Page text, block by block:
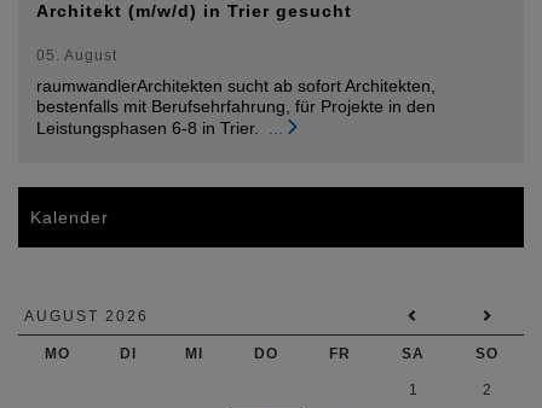
Architekt (m/w/d) in Trier gesucht
05. August
raumwandlerArchitekten sucht ab sofort Architekten,
bestenfalls mit Berufsehrfahrung, für Projekte in den
Leistungsphasen 6-8 in Trier.
Kalender
AUGUST 2026
MO DI MI DO FR SA SO
1 2